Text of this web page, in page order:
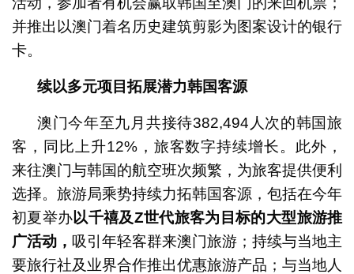
并推出以澳门着名历史建筑剪影为图案设计的银行
卡。
续以多元项目拓展潜力韩国客源
澳门今年至九月共接待382,494人次的韩国旅
客，同比上升12%，旅客数字持续增长。此外，
来往澳门与韩国的航空班次频繁，为旅客提供便利
选择。旅游局乘势持续力拓韩国客源，包括在今年
初夏举办以千禧及Z世代旅客为目标的大型旅游推
广活动， 吸引年轻客群来澳门旅游；持续与当地主
要旅行社及业界合作推出优惠旅游产品；与当地人